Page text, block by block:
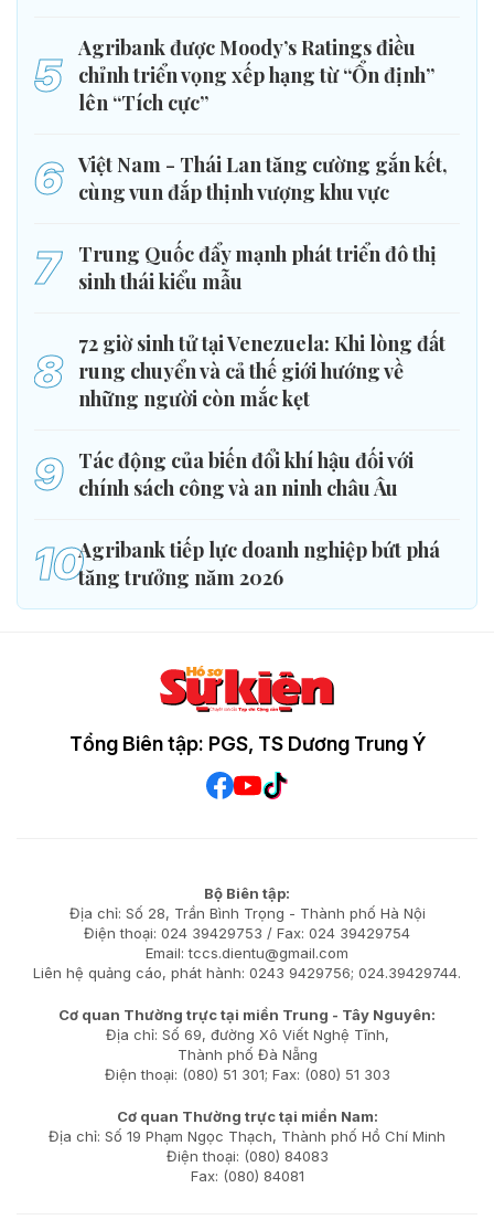
5
Agribank được Moody’s Ratings điều
chỉnh triển vọng xếp hạng từ “Ổn định”
lên “Tích cực”
6 Việt Nam - Thái Lan tăng cường gắn kết,
cùng vun đắp thịnh vượng khu vực
7
Trung Quốc đẩy mạnh phát triển đô thị
sinh thái kiểu mẫu
8
72 giờ sinh tử tại Venezuela: Khi lòng đất
rung chuyển và cả thế giới hướng về
những người còn mắc kẹt
9
Tác động của biến đổi khí hậu đối với
chính sách công và an ninh châu Âu
10Agribank tiếp lực doanh nghiệp bứt phá
tăng trưởng năm 2026
Tổng Biên tập: PGS, TS Dương Trung Ý
Bộ Biên tập:
Địa chỉ: Số 28, Trần Bình Trọng - Thành phố Hà Nội
Điện thoại: 024 39429753 / Fax: 024 39429754
Email: tccs.dientu@gmail.com
Liên hệ quảng cáo, phát hành: 0243 9429756; 024.39429744.
Cơ quan Thường trực tại miền Trung - Tây Nguyên:
Địa chỉ: Số 69, đường Xô Viết Nghệ Tĩnh,
Thành phố Đà Nẵng
Điện thoại: (080) 51 301; Fax: (080) 51 303
Cơ quan Thường trực tại miền Nam:
Địa chỉ: Số 19 Phạm Ngọc Thạch, Thành phố Hồ Chí Minh
Điện thoại: (080) 84083
Fax: (080) 84081